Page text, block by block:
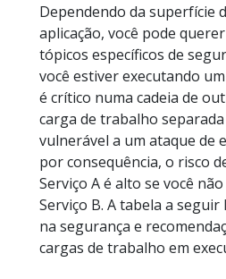
Dependendo da superfície
aplicação, você pode
tópicos específicos de
você estiver executando
é crítico numa cadeia de
carga de trabalho separada
vulnerável a um ataque de
por consequência, o risco
Serviço A é alto se você
Serviço B. A tabela a
na segurança e
cargas de trabalho em